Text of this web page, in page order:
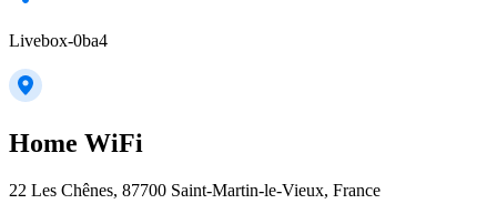
Livebox-0ba4
Home WiFi
22 Les Chênes, 87700 Saint-Martin-le-Vieux, France